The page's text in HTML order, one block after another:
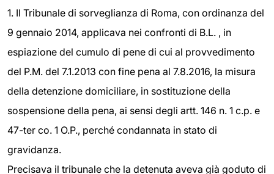
1. Il Tribunale di sorveglianza di Roma, con ordinanza del
9 gennaio 2014, applicava nei confronti di B.L. , in
espiazione del cumulo di pene di cui al provvedimento
del P.M. del 7.1.2013 con fine pena al 7.8.2016, la misura
della detenzione domiciliare, in sostituzione della
sospensione della pena, ai sensi degli artt. 146 n. 1 c.p. e
47-ter co. 1 O.P., perché condannata in stato di
gravidanza.
Precisava il tribunale che la detenuta aveva già goduto di